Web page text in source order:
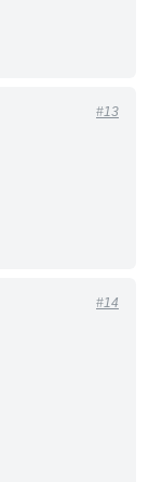
#13
#14